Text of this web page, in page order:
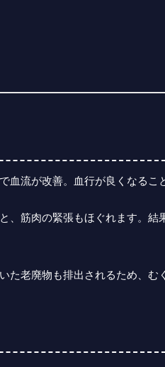
血流が改善。血行が良くなるこ
、筋肉の緊張もほぐれます。
た老廃物も排出されるため、む